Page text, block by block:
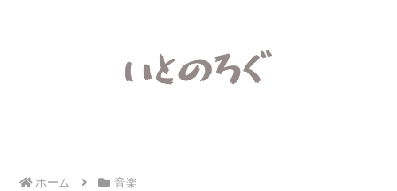
ホーム 音楽